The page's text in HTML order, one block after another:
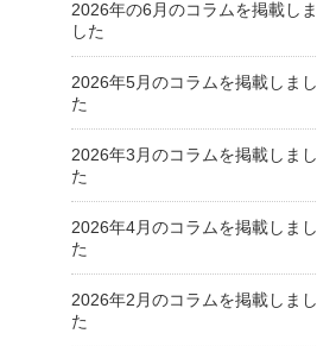
2026年の6月のコラムを掲載しま
した
2026年5月のコラムを掲載しまし
た
2026年3月のコラムを掲載しまし
た
2026年4月のコラムを掲載しまし
た
2026年2月のコラムを掲載しまし
た